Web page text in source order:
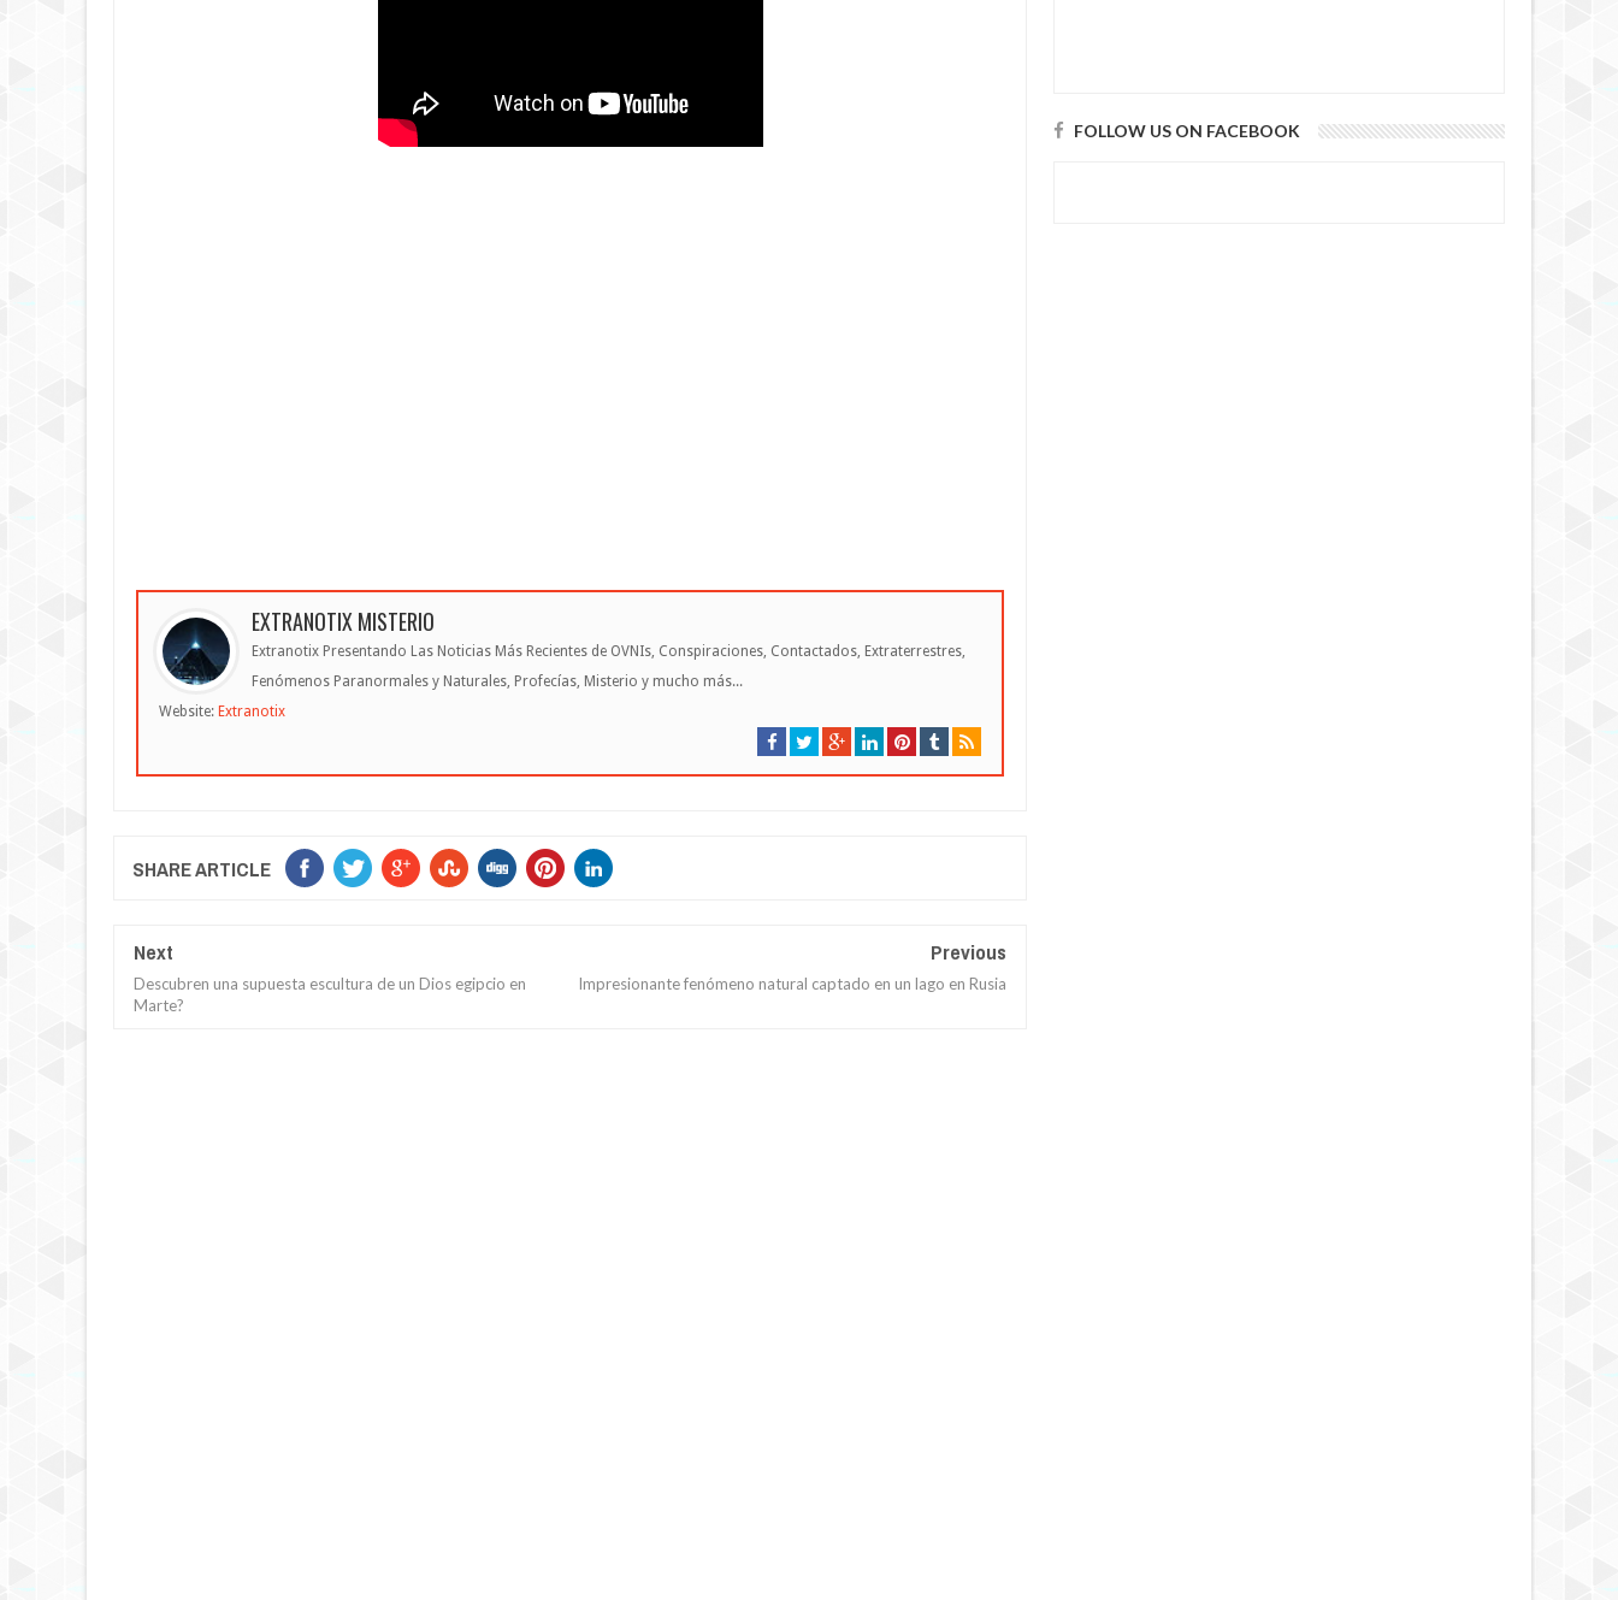
EXTRANOTIX MISTERIO
Extranotix Presentando Las Noticias Más Recientes de OVNIs, Conspiraciones, Contactados, Extraterrestres,
Fenómenos Paranormales y Naturales, Profecías, Misterio y mucho más...
Website: Extranotix
SHARE ARTICLE
Next
Descubren una supuesta escultura de un Dios egipcio en
Marte?
Previous
Impresionante fenómeno natural captado en un lago en Rusia
FOLLOW US ON FACEBOOK